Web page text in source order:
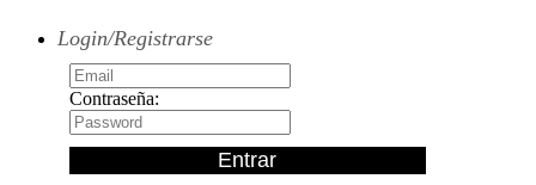
Login/Registrarse
Contraseña: